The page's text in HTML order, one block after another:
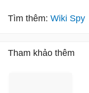
Tìm thêm: Wiki Spy
Tham khảo thêm